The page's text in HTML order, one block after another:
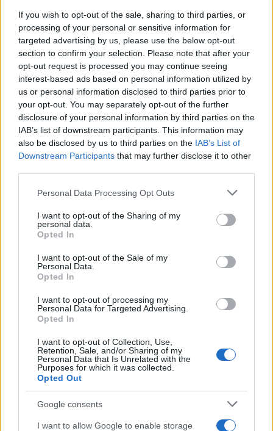
If you wish to opt-out of the sale, sharing to third parties, or
processing of your personal or sensitive information for
targeted advertising by us, please use the below opt-out
section to confirm your selection. Please note that after your
opt-out request is processed you may continue seeing
interest-based ads based on personal information utilized by
us or personal information disclosed to third parties prior to
your opt-out. You may separately opt-out of the further
disclosure of your personal information by third parties on the
IAB’s list of downstream participants. This information may
also be disclosed by us to third parties on the IAB’s List of
Downstream Participants that may further disclose it to other
Please note that this website/app uses one or more Google
not limited to your visit or usage behaviour. You may click to
grant or deny consent to Google and its third-party tags to
use your data for below specified purposes in below Google
consent section.
Personal Data Processing Opt Outs
I want to opt-out of the Sharing of my
personal data.
Opted In
I want to opt-out of the Sale of my
Personal Data.
Opted In
I want to opt-out of processing my
Personal Data for Targeted Advertising.
Opted In
I want to opt-out of Collection, Use,
Retention, Sale, and/or Sharing of my
Personal Data that Is Unrelated with the
Purposes for which it was collected.
Opted Out
Google consents
I want to allow Google to enable storage
διαμερισμάτων το β΄ τρίμηνο του 2023 σε σχέση με
το αντίστοιχο τρίμηνο του 2022 ήταν 14,1% στην
Αθήνα, 16,4% στη Θεσσαλονίκη, 14,6% στις άλλες
μεγάλες πόλεις και 12,1% στις λοιπές περιοχές της
χώρας.